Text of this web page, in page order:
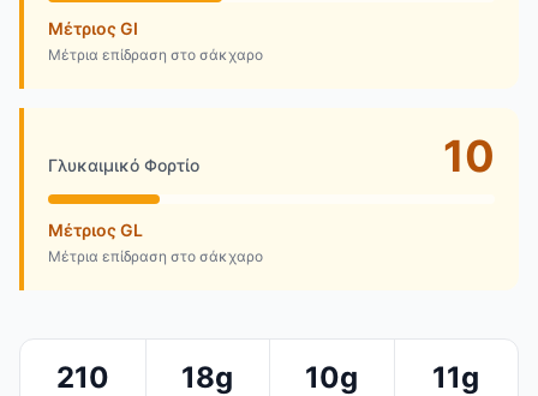
Μέτριος GI
Μέτρια επίδραση στο σάκχαρο
Γλυκαιμικό Φορτίο 10
Μέτριος GL
Μέτρια επίδραση στο σάκχαρο
210 18g 10g 11g